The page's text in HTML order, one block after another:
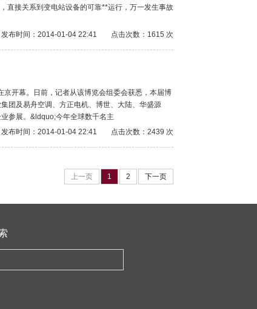
直接关系到变电站设备的可靠**运行，万一发生事故
发布时间：2014-01-04 22:41
点击次数：1615 次
开幕。日前，记者从该博览会组委会获悉，本届博
团及易舟空调、方正电机、博世、大陆、华盛源
参展。&ldquo;今年全球数千名主
发布时间：2014-01-04 22:41
点击次数：2439 次
上一页 1 2 下一页